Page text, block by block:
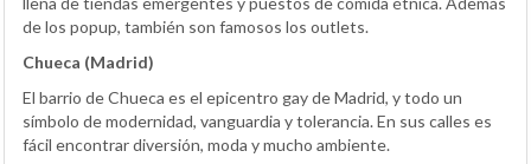
de los popup, también son famosos los outlets.
Chueca (Madrid)
El barrio de Chueca es el epicentro gay de Madrid, y todo un
símbolo de modernidad, vanguardia y tolerancia. En sus calles es
fácil encontrar diversión, moda y mucho ambiente.